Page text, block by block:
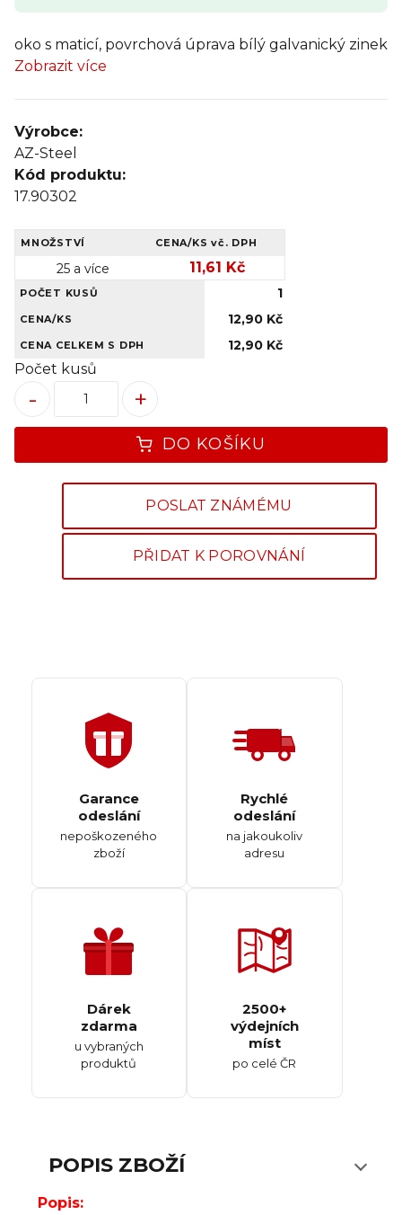
oko s maticí, povrchová úprava bílý galvanický zinek
Zobrazit více
Výrobce:
AZ-Steel
Kód produktu:
17.90302
MNOŽSTVÍ CENA/KSvč. DPH
25 a více 11,61 Kč
POČET KUSŮ 1
CENA/KS 12,90 Kč
CENA CELKEM S DPH 12,90 Kč
Počet kusů
+
-
DO KOŠÍKU
POSLAT ZNÁMÉMU
PŘIDAT K POROVNÁNÍ
Garance
odeslání
nepoškozeného
zboží
Rychlé
odeslání
na jakoukoliv
adresu
Dárek
zdarma
u vybraných
produktů
2500+
výdejních
míst
po celé ČR
POPIS ZBOŽÍ
Popis: